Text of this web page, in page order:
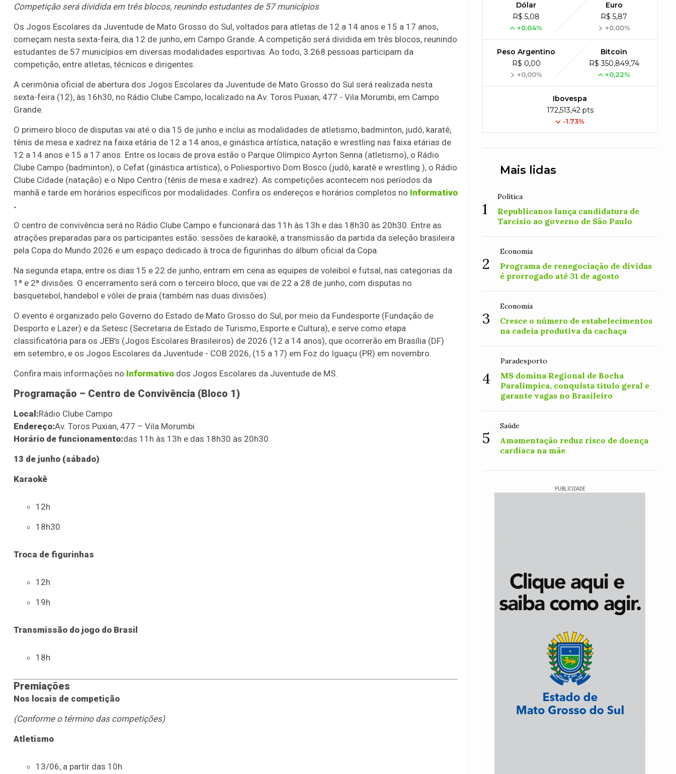
Competição será dividida em três blocos, reunindo estudantes de 57 municípios
Os Jogos Escolares da Juventude de Mato Grosso do Sul, voltados para atletas de 12 a 14 anos e 15 a 17 anos,
começam nesta sexta-feira, dia 12 de junho, em Campo Grande. A competição será dividida em três blocos, reunindo
estudantes de 57 municípios em diversas modalidades esportivas. Ao todo, 3.268 pessoas participam da
competição, entre atletas, técnicos e dirigentes.
A cerimônia oficial de abertura dos Jogos Escolares da Juventude de Mato Grosso do Sul será realizada nesta
sexta-feira (12), às 16h30, no Rádio Clube Campo, localizado na Av. Toros Puxian, 477 - Vila Morumbi, em Campo
Grande.
O primeiro bloco de disputas vai até o dia 15 de junho e inclui as modalidades de atletismo, badminton, judô, karatê,
tênis de mesa e xadrez na faixa etária de 12 a 14 anos, e ginástica artística, natação e wrestling nas faixa etárias de
12 a 14 anos e 15 a 17 anos. Entre os locais de prova estão o Parque Olímpico Ayrton Senna (atletismo), o Rádio
Clube Campo (badminton), o Cefat (ginástica artística), o Poliesportivo Dom Bosco (judô, karatê e wrestling ), o Rádio
Clube Cidade (natação) e o Nipo Centro (tênis de mesa e xadrez). As competições acontecem nos períodos da
manhã e tarde em horários específicos por modalidades. Confira os endereços e horários completos no Informativo
.
O centro de convivência será no Rádio Clube Campo e funcionará das 11h às 13h e das 18h30 às 20h30. Entre as
atrações preparadas para os participantes estão: sessões de karaokê, a transmissão da partida da seleção brasileira
pela Copa do Mundo 2026 e um espaço dedicado à troca de figurinhas do álbum oficial da Copa.
Na segunda etapa, entre os dias 15 e 22 de junho, entram em cena as equipes de voleibol e futsal, nas categorias da
1ª e 2ª divisões. O encerramento será com o terceiro bloco, que vai de 22 a 28 de junho, com disputas no
basquetebol, handebol e vôlei de praia (também nas duas divisões).
O evento é organizado pelo Governo do Estado de Mato Grosso do Sul, por meio da Fundesporte (Fundação de
Desporto e Lazer) e da Setesc (Secretaria de Estado de Turismo, Esporte e Cultura), e serve como etapa
classificatória para os JEB’s (Jogos Escolares Brasileiros) de 2026 (12 a 14 anos), que ocorrerão em Brasília (DF)
em setembro, e os Jogos Escolares da Juventude - COB 2026, (15 a 17) em Foz do Iguaçu (PR) em novembro.
Confira mais informações no Informativo dos Jogos Escolares da Juventude de MS.
Programação – Centro de Convivência (Bloco 1)
Local:Rádio Clube Campo
Endereço:Av. Toros Puxian, 477 – Vila Morumbi
Horário de funcionamento:das 11h às 13h e das 18h30 às 20h30
13 de junho (sábado)
Karaokê
12h
18h30
Troca de figurinhas
12h
19h
Transmissão do jogo do Brasil
18h
Premiações
Nos locais de competição
(Conforme o término das competições)
Atletismo
13/06, a partir das 10h
Dólar
R$ 5,08
+0,04%
Euro
R$ 5,87
+0,00%
Peso Argentino
R$ 0,00
+0,00%
Bitcoin
R$ 350,849,74
+0,22%
Ibovespa
172,513,42 pts
-1.73%
Mais lidas
1
Política
Republicanos lança candidatura de
Tarcísio ao governo de São Paulo
2
Economia
Programa de renegociação de dívidas
é prorrogado até 31 de agosto
3
Economia
Cresce o número de estabelecimentos
na cadeia produtiva da cachaça
4
Paradesporto
MS domina Regional de Bocha
Paralímpica, conquista título geral e
garante vagas no Brasileiro
5
Saúde
Amamentação reduz risco de doença
cardíaca na mãe
PUBLICIDADE